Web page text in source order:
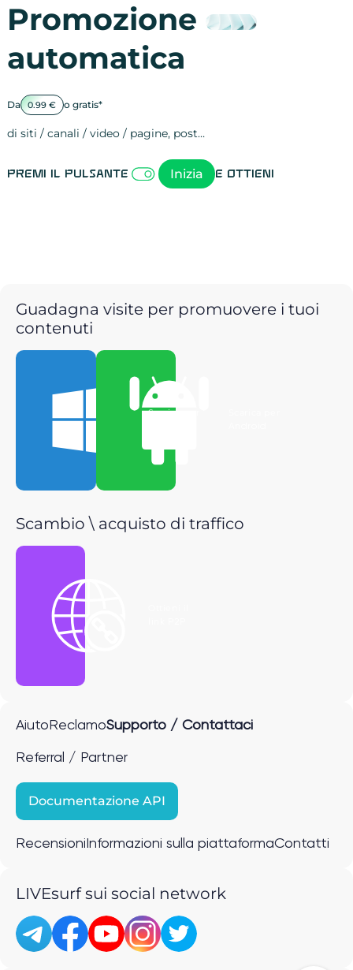
Promozione
automatica
Da 0.99 € o gratis*
di siti / canali / video / pagine, post…
Premi il pulsante Inizia e ottieni
Guadagna visite per promuovere i tuoi
contenuti
Scarica per
Scambio \ acquisto di traffico
Aiuto ReclamoSupporto / Contattaci
Referral / Partner
Documentazione API
Recensioni Informazioni sulla piattaformaContatti
LIVEsurf sui social network